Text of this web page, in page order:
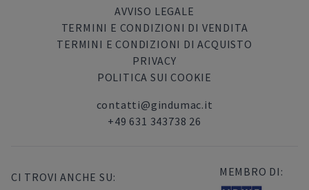
AVVISO LEGALE
TERMINI E CONDIZIONI DI VENDITA
TERMINI E CONDIZIONI DI ACQUISTO
PRIVACY
POLITICA SUI COOKIE
contatti@gindumac.it
+49 631 343738 26
CI TROVI ANCHE SU: MEMBRO DI: